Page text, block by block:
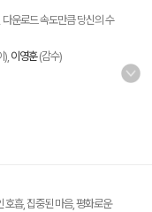
다운로드 속도만큼 당신의 수
이영훈(감수)
호흡, 집중된 마음, 평화로운